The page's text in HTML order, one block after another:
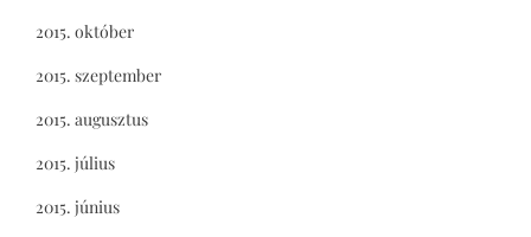
2015. október
2015. szeptember
2015. augusztus
2015. július
2015. június